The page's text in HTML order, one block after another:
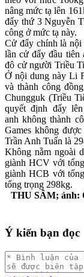
nâng mức tạ lên
đẩy thứ 3 Nguyễn
công ở mức tạ này.
Cử đẩy chính là
lần cử đẩy đầu tiên
đô cử người Triều
Ở nội dung này Li
và thành công
Chungguk (Triều
quyết định đẩy
anh không thành
Games không
Trần Anh Tuấn là
Không nằm ngoài
giành HCV với
giành HCB với
tổng trọng 298kg.
THU SÂM; ảnh:
Ý kiến bạn đọc